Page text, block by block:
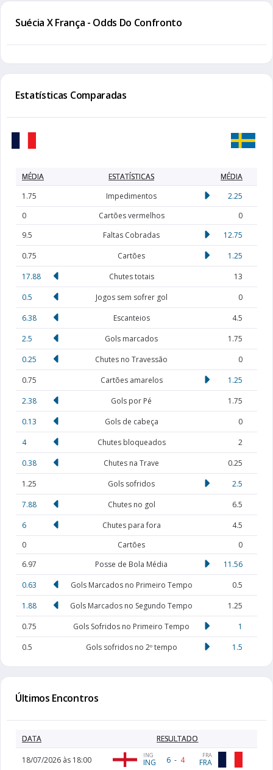
Suécia X França - Odds Do Confronto
Estatísticas Comparadas
MÉDIA ESTATÍSTICAS
MÉDIA
1.75
Impedimentos
2.25
0
Cartões vermelhos
0
9.5
Faltas Cobradas
12.75
0.75
Cartões
1.25
17.88
Chutes totais
13
0.5
Jogos sem sofrer gol
0
6.38
Escanteios
4.5
2.5
Gols marcados
1.75
0.25
Chutes no Travessão
0
0.75
Cartões amarelos
1.25
2.38
Gols por Pé
1.75
0.13
Gols de cabeça
0
4
Chutes bloqueados
2
0.38
Chutes na Trave
0.25
1.25
Gols sofridos
2.5
7.88
Chutes no gol
6.5
6
Chutes para fora
4.5
0
Cartões
0
6.97
Posse de Bola Média
11.56
0.63
Gols Marcados no Primeiro Tempo
0.5
1.88
Gols Marcados no Segundo Tempo
1.25
0.75
Gols Sofridos no Primeiro Tempo
1
0.5
Gols sofridos no 2º tempo 1.5
Últimos Encontros
DATA RESULTADO
18/07/2026 às 18:00 ING
ING 6 - 4 FRA
FRA